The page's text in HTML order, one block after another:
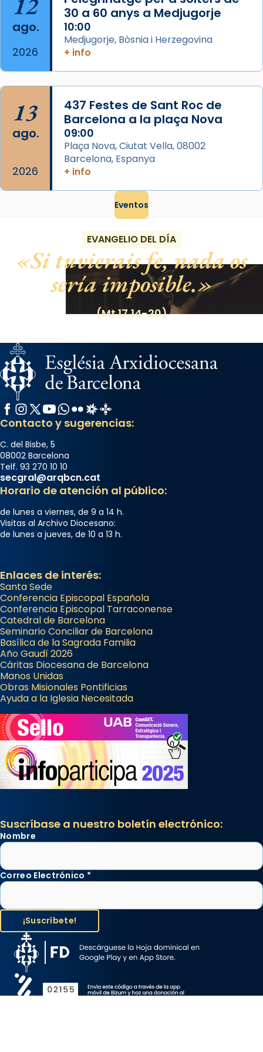
Foto
View on Facebook ·
ago.
2026
30 a 60 anys a Medjugorje
10:00
Medjugorje, Bòsnia i Herzegovina
+ info
13
ago.
2026
437 Festes de Sant Roc de
Barcelona a la plaça Nova
09:00
Plaça Nova, Ciutat Vella, 08002
Barcelona, Espanya
+ info
Eventos
EVANGELIO DEL DÍA
Si tuvierais fe, nada os
sería imposible.
(Mt 17,14-20)
Facebook
Instagram
X / Twitter
YouTube
WhatsApp
FlickrRadio Estel
Catalunya Cristiana
Contacto y sugerencias:
C. del Bisbe, 5
08002 Barcelona
Telf. 93 270 10 10
secgral@arqbcn.cat
Horario de atención al público:
de lunes a viernes, de 9 a 14 h.
Visitas al Archivo Diocesano:
de lunes a jueves, de 10 a 13 h.
Enlaces de interés:
Santa Sede
Conferencia Episcopal Española
Conferencia Episcopal Tarraconense
Catedral de Barcelona
Seminario Conciliar de Barcelona
Basílica de la Sagrada Familia
Año Gaudí 2026
Cáritas Diocesana de Barcelona
Manos Unidas
Obras Misionales Pontificias
Ayuda a la Iglesia Necesitada
Suscríbase a nuestro boletín electrónico:
Nombre
Correo Electrónico *